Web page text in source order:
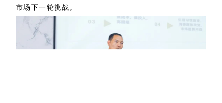
市场下一轮挑战。